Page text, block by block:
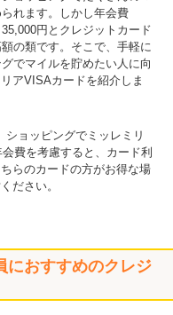
れます。しかし年会費
円とクレジットカード
の類です。そこで、手軽に
でマイルを貯めたい人に向
アVISAカードを紹介しま
ョッピングでミッレミリ
費を考慮すると、カード利
らのカードの方がお得な場
ださい。
におすすめのクレジ